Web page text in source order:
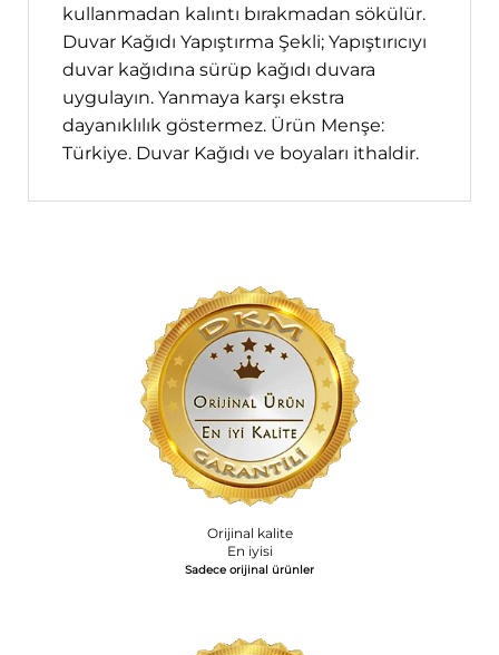
kullanmadan kalıntı bırakmadan sökülür.
Duvar Kağıdı Yapıştırma Şekli; Yapıştırıcıyı
duvar kağıdına sürüp kağıdı duvara
uygulayın. Yanmaya karşı ekstra
dayanıklılık göstermez. Ürün Menşe:
Türkiye. Duvar Kağıdı ve boyaları ithaldir.
Orijinal kalite
En iyisi
Sadece orijinal ürünler